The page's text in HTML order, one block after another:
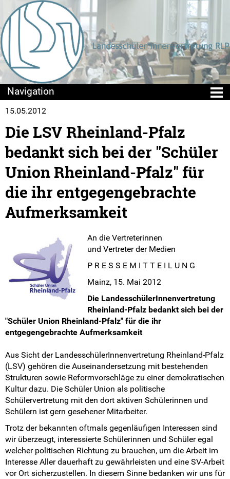
Die LSV
Positionen & Lesestoff
Stellungnahmen
Publikationen
Pressemitteilungen
Medienberichte
Mach mit!
Du hast Recht(e)
Weitersurfen
Termine
Shop
Kontakt
Intern
15.05.2012
Die LSV Rheinland-Pfalz
bedankt sich bei der "Schüler
Union Rheinland-Pfalz" für
die ihr entgegengebrachte
Aufmerksamkeit
An die Vertreterinnen
und Vertreter der Medien
P R E S S E M I T T E I L U N G
Mainz, 15. Mai 2012
Die LandesschülerInnenvertretung
Rheinland-Pfalz bedankt sich bei der
"Schüler Union Rheinland-Pfalz" für die ihr
entgegengebrachte Aufmerksamkeit
Aus Sicht der LandesschülerInnenvertretung Rheinland-Pfalz
(LSV) gehören die Auseinandersetzung mit bestehenden
Strukturen sowie Reformvorschläge zu einer demokratischen
Kultur dazu. Die Schüler Union als politische
Schülervertretung mit den dort aktiven Schülerinnen und
Schülern ist gern gesehener Mitarbeiter.
Trotz der bekannten oftmals gegenläufigen Interessen sind
wir überzeugt, interessierte Schülerinnen und Schüler egal
welcher politischen Richtung zu brauchen, um die Arbeit im
Interesse Aller dauerhaft zu gewährleisten und eine SV-Arbeit
vor Ort sicherzustellen. In diesem Sinne bedanken wir uns für